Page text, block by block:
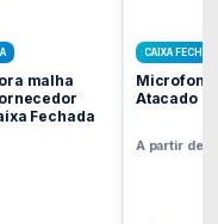
malha
Fechada
CAIXA
Microfone
Atacado
A partir de